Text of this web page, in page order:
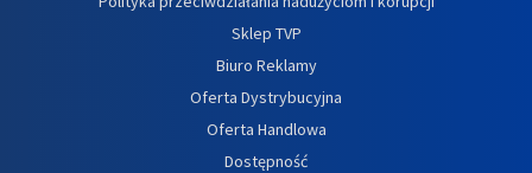
Sklep TVP
Biuro Reklamy
Oferta Dystrybucyjna
Oferta Handlowa
Dostępność